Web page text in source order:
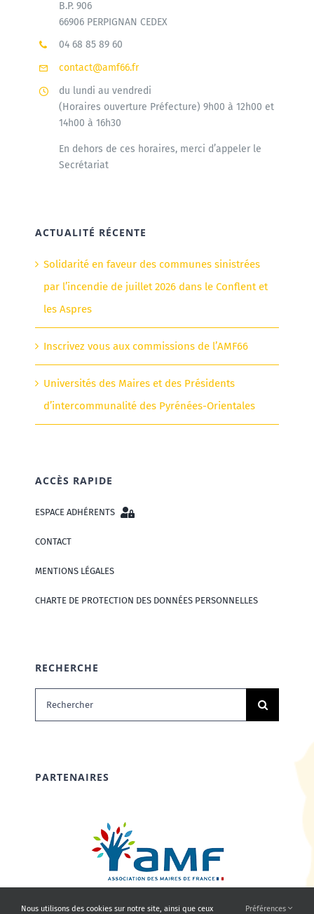
B.P. 906
66906 PERPIGNAN CEDEX
04 68 85 89 60
contact@amf66.fr
du lundi au vendredi
(Horaires ouverture Préfecture) 9h00 à 12h00 et
14h00 à 16h30
En dehors de ces horaires, merci d’appeler le
Secrétariat
ACTUALITÉ RÉCENTE
Solidarité en faveur des communes sinistrées
par l’incendie de juillet 2026 dans le Conflent et
les Aspres
Inscrivez vous aux commissions de l’AMF66
Universités des Maires et des Présidents
d’intercommunalité des Pyrénées-Orientales
ACCÈS RAPIDE
ESPACE ADHÉRENTS
CONTACT
MENTIONS LÉGALES
CHARTE DE PROTECTION DES DONNÉES PERSONNELLES
RECHERCHE
Rechercher:
PARTENAIRES
Nous utilisons des cookies sur notre site, ainsi que ceux Préférences